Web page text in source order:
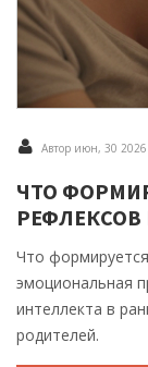
Автор июн, 30 2026
ЧТО
Что
эмоциональная
интеллекта в
родителей.